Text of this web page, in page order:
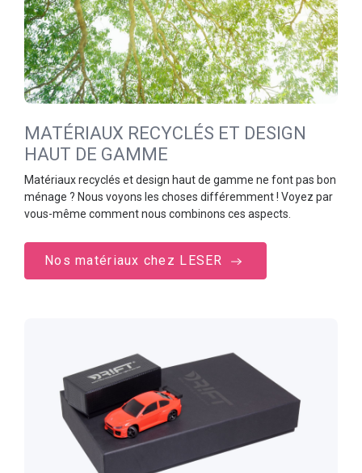
MATÉRIAUX RECYCLÉS ET DESIGN
HAUT DE GAMME
Matériaux recyclés et design haut de gamme ne font pas bon
ménage ? Nous voyons les choses différemment ! Voyez par
vous-même comment nous combinons ces aspects.
Nos matériaux chez LESER